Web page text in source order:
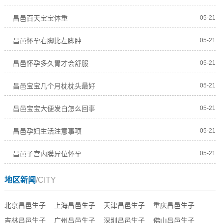
昌邑百天宝宝体重 05-21
昌邑怀孕右脚比左脚肿 05-21
昌邑怀孕多久胃才会舒服 05-21
昌邑宝宝几个月枕枕头最好 05-21
昌邑宝宝大便发白怎么回事 05-21
昌邑孕妇生活注意事项 05-21
昌邑子宫内膜异位怀孕 05-21
地区新闻/CITY
北京昌邑生子 上海昌邑生子 天津昌邑生子
重庆昌邑生子
吉林昌邑生子
广州昌邑生子 深圳昌邑生子 佛山昌邑生子